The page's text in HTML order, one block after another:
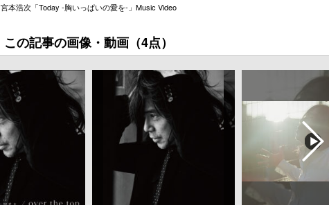
宮本浩次「Today -胸いっぱいの愛を-」Music Video
この記事の画像・動画（4点）